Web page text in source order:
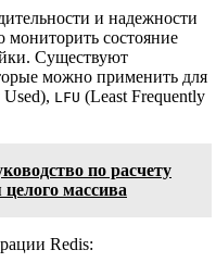
и надежности
состояние
Существуют
можно применить для
LFU (Least Frequently
по расчету
массива
Redis: